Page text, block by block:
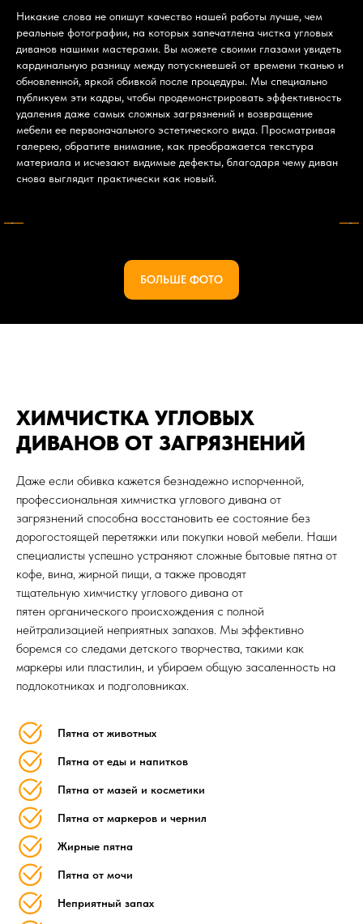
Никакие слова не опишут качество нашей работы лучше, чем
реальные фотографии, на которых запечатлена чистка угловых
диванов нашими мастерами. Вы можете своими глазами увидеть
кардинальную разницу между потускневшей от времени тканью и
обновленной, яркой обивкой после процедуры. Мы специально
публикуем эти кадры, чтобы продемонстрировать эффективность
удаления даже самых сложных загрязнений и возвращение
мебели ее первоначального эстетического вида. Просматривая
галерею, обратите внимание, как преображается текстура
материала и исчезают видимые дефекты, благодаря чему диван
снова выглядит практически как новый.
БОЛЬШЕ ФОТО
ХИМЧИСТКА УГЛОВЫХ
ДИВАНОВ ОТ ЗАГРЯЗНЕНИЙ
Даже если обивка кажется безнадежно испорченной,
профессиональная химчистка углового дивана от
загрязнений способна восстановить ее состояние без
дорогостоящей перетяжки или покупки новой мебели. Наши
специалисты успешно устраняют сложные бытовые пятна от
кофе, вина, жирной пищи, а также проводят
тщательную химчистку углового дивана от
пятен органического происхождения с полной
нейтрализацией неприятных запахов. Мы эффективно
боремся со следами детского творчества, такими как
маркеры или пластилин, и убираем общую засаленность на
подлокотниках и подголовниках.
Пятна от животных
Пятна от еды и напитков
Пятна от мазей и косметики
Пятна от маркеров и чернил
Жирные пятна
Пятна от мочи
Неприятный запах